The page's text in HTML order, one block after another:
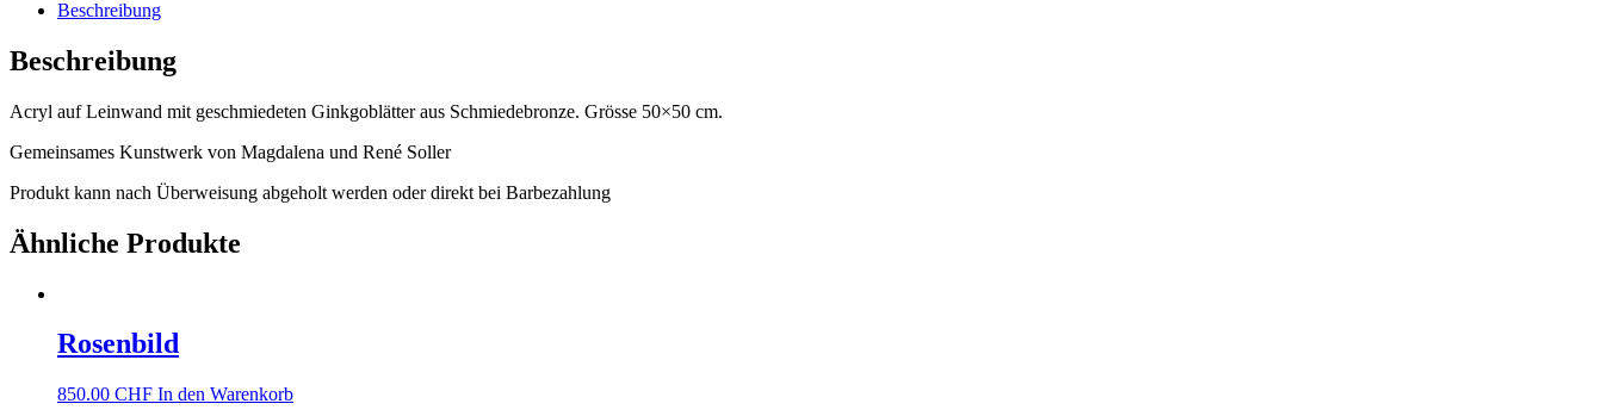
Beschreibung
Beschreibung
Acryl auf Leinwand mit geschmiedeten Ginkgoblätter aus Schmiedebronze. Grösse 50×50 cm.
Gemeinsames Kunstwerk von Magdalena und René Soller
Produkt kann nach Überweisung abgeholt werden oder direkt bei Barbezahlung
Ähnliche Produkte
Rosenbild
850.00 CHF In den Warenkorb